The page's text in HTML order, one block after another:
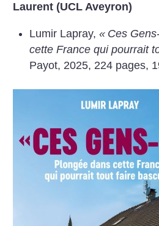
Laurent (UCL Aveyron)
Lumir Lapray, « Ces
cette France qui pourrait
Payot, 2025, 224 pages,